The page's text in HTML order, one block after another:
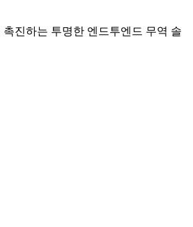
진하는 투명한 엔드투엔드 무역 솔